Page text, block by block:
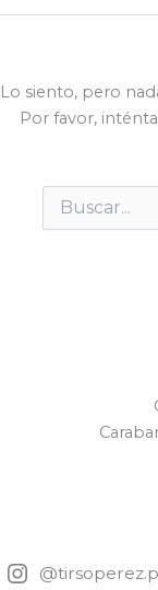
Lo siento, pero
Por favor,
Buscar
por: